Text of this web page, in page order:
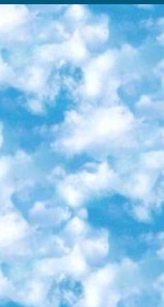
подсказывает, как им обучаться. Выбрав заинтересовавшую вас специальность — SMM-специалист, фотограф, веб-дизайнер или другую, — увидите список необходимых для неё умений. Чтобы вы могли освоить их самостоятельно, для каждого умения площадка отображает подборку ссылок на учебные материалы. Хотя «Смартия» ориентируется на русскоязычную аудиторию, часть контента всё же доступна только на английском. 3. «Лекторий Физтеха» Проект Московского физико-технического института (Физтеха). С его помощью вы можете смотреть онлайн серии лекций, записанные на видео в этом вузе. В числе доступных предметов — физика, биология, химия, информационные технологии и другие. К некоторым лекциям администрация ресурса прилагает готовые конспекты, которые можно скачивать в PDF-формате. 4. ITMOcourses Онлайн-площадка Санкт-Петербургского национального исследовательского университета информационных технологий, механики и оптики (ИТМО). Ресурс предоставляет свободный доступ к курсам, разработанным в этом вузе. Каталог материалов разбит на четыре категории: «Оптические системы и технологии», «Приборостроение и робототехника», «Информационные технологии» и «Биотехнологии». Курсы состоят из видеолекций, интерактивных демонстраций и заданий. 5. «КиберЛенинка» Электронная научная библиотека открытого доступа. Каталог площадки регулярно обрастает текстами статей из различных научных изданий. Сгруппированные по журналам и рубрикам публикации можно читать онлайн или скачивать целиком в PDF-формате. Проект нацелен на популяризацию науки за счёт открытого доступа к качественной информации. 6. «ПостНаука» На этом ресурсе публикуют подборки видеолекций, составленные экспертами из разных отраслей и объединённые общими темами. Среди них, к примеру, есть серии «Биоинформатика и геномика», «Культура средневековой Скандинавии» и Cinema Studies о теории кино. Каждая подборка лекций — логически связанная история, рассказанная экспертом от первого лица. Кроме того, на сайте появляются научно-образовательные статьи и тесты на разные темы. 7. «Newочём» Команда проекта «Newочём» отбирает самые интересные тексты из англоязычных СМИ и переводит те из них, за которые голосуют участники сообщества «ВКонтакте». По большей части это научно-популярные статьи. Редакторы придумывают лишь заголовки, в остальном содержание переводов соответствует оригиналам. Полные тексты можно читать прямо в социальной сети. 8. InternetUrok Онлайн-база материалов по основным дисциплинам школьной программы. Информация на сайте структурирована по классам, предметам и темам (урокам). Каждый урок состоит из видеолекций и конспектов. Есть также интерактивные тренажёры и тесты для закрепления пройденного материала. Даже если вы давно окончили школу, возможность повторить программу старших классов всегда может пригодиться. 9. Edutainme Ещё один ресурс об образовании. В отличие от Newtonew, как мне кажется, Edutainme больше ориентируется на представителей индустрии: педагогов, предпринимателей, разработчиков образовательных проектов. Но и любой, кто просто стремится к саморазвитию, найдёт на сайте много полезного и интересного для себя. Например, информацию о новых курсах и образовательных сервисах. 10. Newtonew Онлайн-медиа об образовании и обучении в широком смысле. Авторы Newtonew пишут об инструментах, заведениях, тактиках и стратегиях, которые помогают учить других и получать новые знания самостоятельно. На этой площадке вы найдёте новости, обзоры, аналитические мат